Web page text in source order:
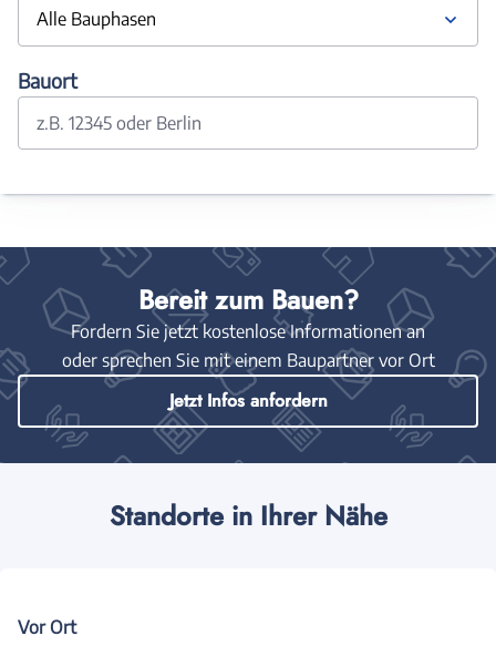
Alle Bauphasen
Bauort
z.B. 12345 oder Berlin
Bereit zum Bauen?
Fordern Sie jetzt kostenlose Informationen an
oder sprechen Sie mit einem Baupartner vor Ort
Jetzt Infos anfordern
Standorte in Ihrer Nähe
Vor Ort